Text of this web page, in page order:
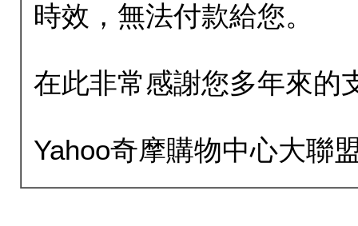
時效，無法付款給您。
在此非常感謝您多年來的
Yahoo奇摩購物中心大